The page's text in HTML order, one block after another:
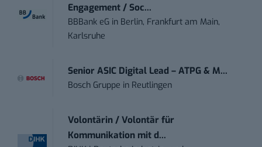
Engagement / Soc...
BBBank eG in Berlin, Frankfurt am Main,
Karlsruhe
Senior ASIC Digital Lead – ATPG & M...
Bosch Gruppe in Reutlingen
Volontärin / Volontär für
Kommunikation mit d...